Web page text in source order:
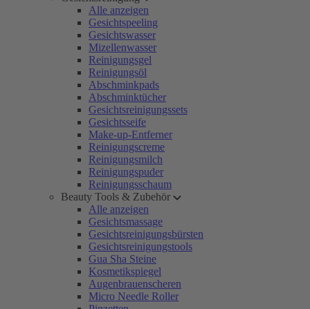
Alle anzeigen
Gesichtspeeling
Gesichtswasser
Mizellenwasser
Reinigungsgel
Reinigungsöl
Abschminkpads
Abschminktücher
Gesichtsreinigungssets
Gesichtsseife
Make-up-Entferner
Reinigungscreme
Reinigungsmilch
Reinigungspuder
Reinigungsschaum
Beauty Tools & Zubehör
Alle anzeigen
Gesichtsmassage
Gesichtsreinigungsbürsten
Gesichtsreinigungstools
Gua Sha Steine
Kosmetikspiegel
Augenbrauenscheren
Micro Needle Roller